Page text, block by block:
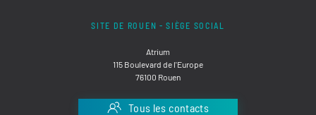
SITE DE ROUEN - SIÈGE SOCIAL
Atrium
115 Boulevard de l'Europe
76100 Rouen
Tous les contacts